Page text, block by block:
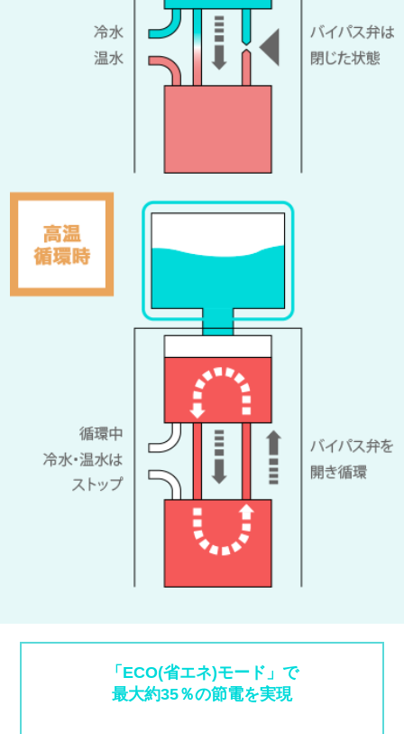
「ECO(省エネ)モード」で
最大約35％の節電を実現